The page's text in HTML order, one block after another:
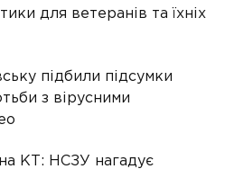
для ветеранів та їхніх
підбили підсумки
з вірусними
КТ: НСЗУ нагадує